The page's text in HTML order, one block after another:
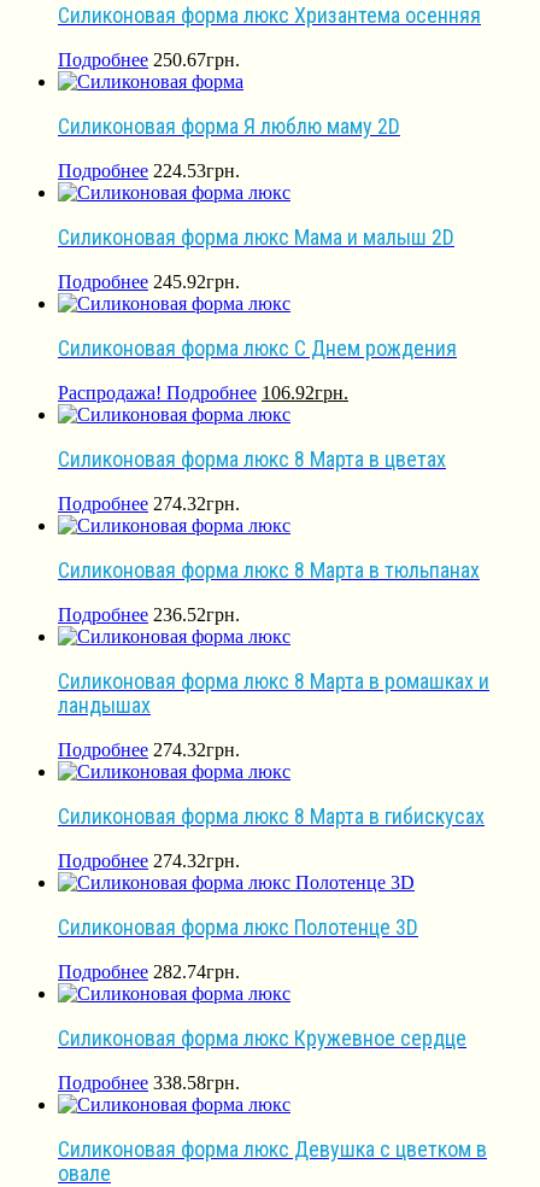
Силиконовая форма люкс Хризантема осенняя
Подробнее 250.67грн.
Силиконовая форма Я люблю маму 2D
Подробнее 224.53грн.
Силиконовая форма люкс Мама и малыш 2D
Подробнее 245.92грн.
Силиконовая форма люкс С Днем рождения
Распродажа! Подробнее 106.92грн.
Силиконовая форма люкс 8 Марта в цветах
Подробнее 274.32грн.
Силиконовая форма люкс 8 Марта в тюльпанах
Подробнее 236.52грн.
Силиконовая форма люкс 8 Марта в ромашках и
ландышах
Подробнее 274.32грн.
Силиконовая форма люкс 8 Марта в гибискусах
Подробнее 274.32грн.
Силиконовая форма люкс Полотенце 3D
Подробнее 282.74грн.
Силиконовая форма люкс Кружевное сердце
Подробнее 338.58грн.
Силиконовая форма люкс Девушка с цветком в
овале